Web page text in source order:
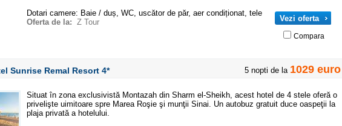
Dotari camere: Baie / duș, WC, uscător de păr, aer condiționat, tele
Vezi oferta
Compara
Oferta de la: Z Tour
Sunrise Remal Resort 4* 5 nopti de la 1029 euro
Situat în zona exclusivistă Montazah din Sharm el-Sheikh, acest hotel de 4 stele oferă o
privelişte uimitoare spre Marea Roşie şi munţii Sinai. Un autobuz gratuit duce oaspeţii la
plaja privată a hotelului.